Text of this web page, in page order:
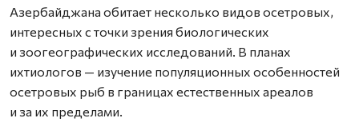
Азербайджана обитает несколько видов осетровых,
интересных с точки зрения биологических
и зоогеографических исследований. В планах
ихтиологов — изучение популяционных особенностей
осетровых рыб в границах естественных ареалов
и за их пределами.